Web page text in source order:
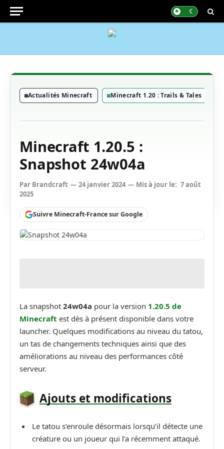
Actualités Minecraft Minecraft 1.20 : Trails & Tales
Minecraft 1.20.5 :
Snapshot 24w04a
Par Brandcraft 24 janvier 2024 Mis à jour le: 7 août
2025
Suivre Minecraft-France sur Google
La snapshot 24w04a pour la version 1.20.5 de
Minecraft est dès à présent disponible dans votre
launcher. Quelques modifications au niveau du tatou,
un tas de changements techniques ainsi que des
améliorations au niveau des performances côté
serveur.
Ajouts et modifications
Le tatou s’enroule désormais lorsqu’il détecte une
créature ou un joueur qui l’a récemment attaqué.